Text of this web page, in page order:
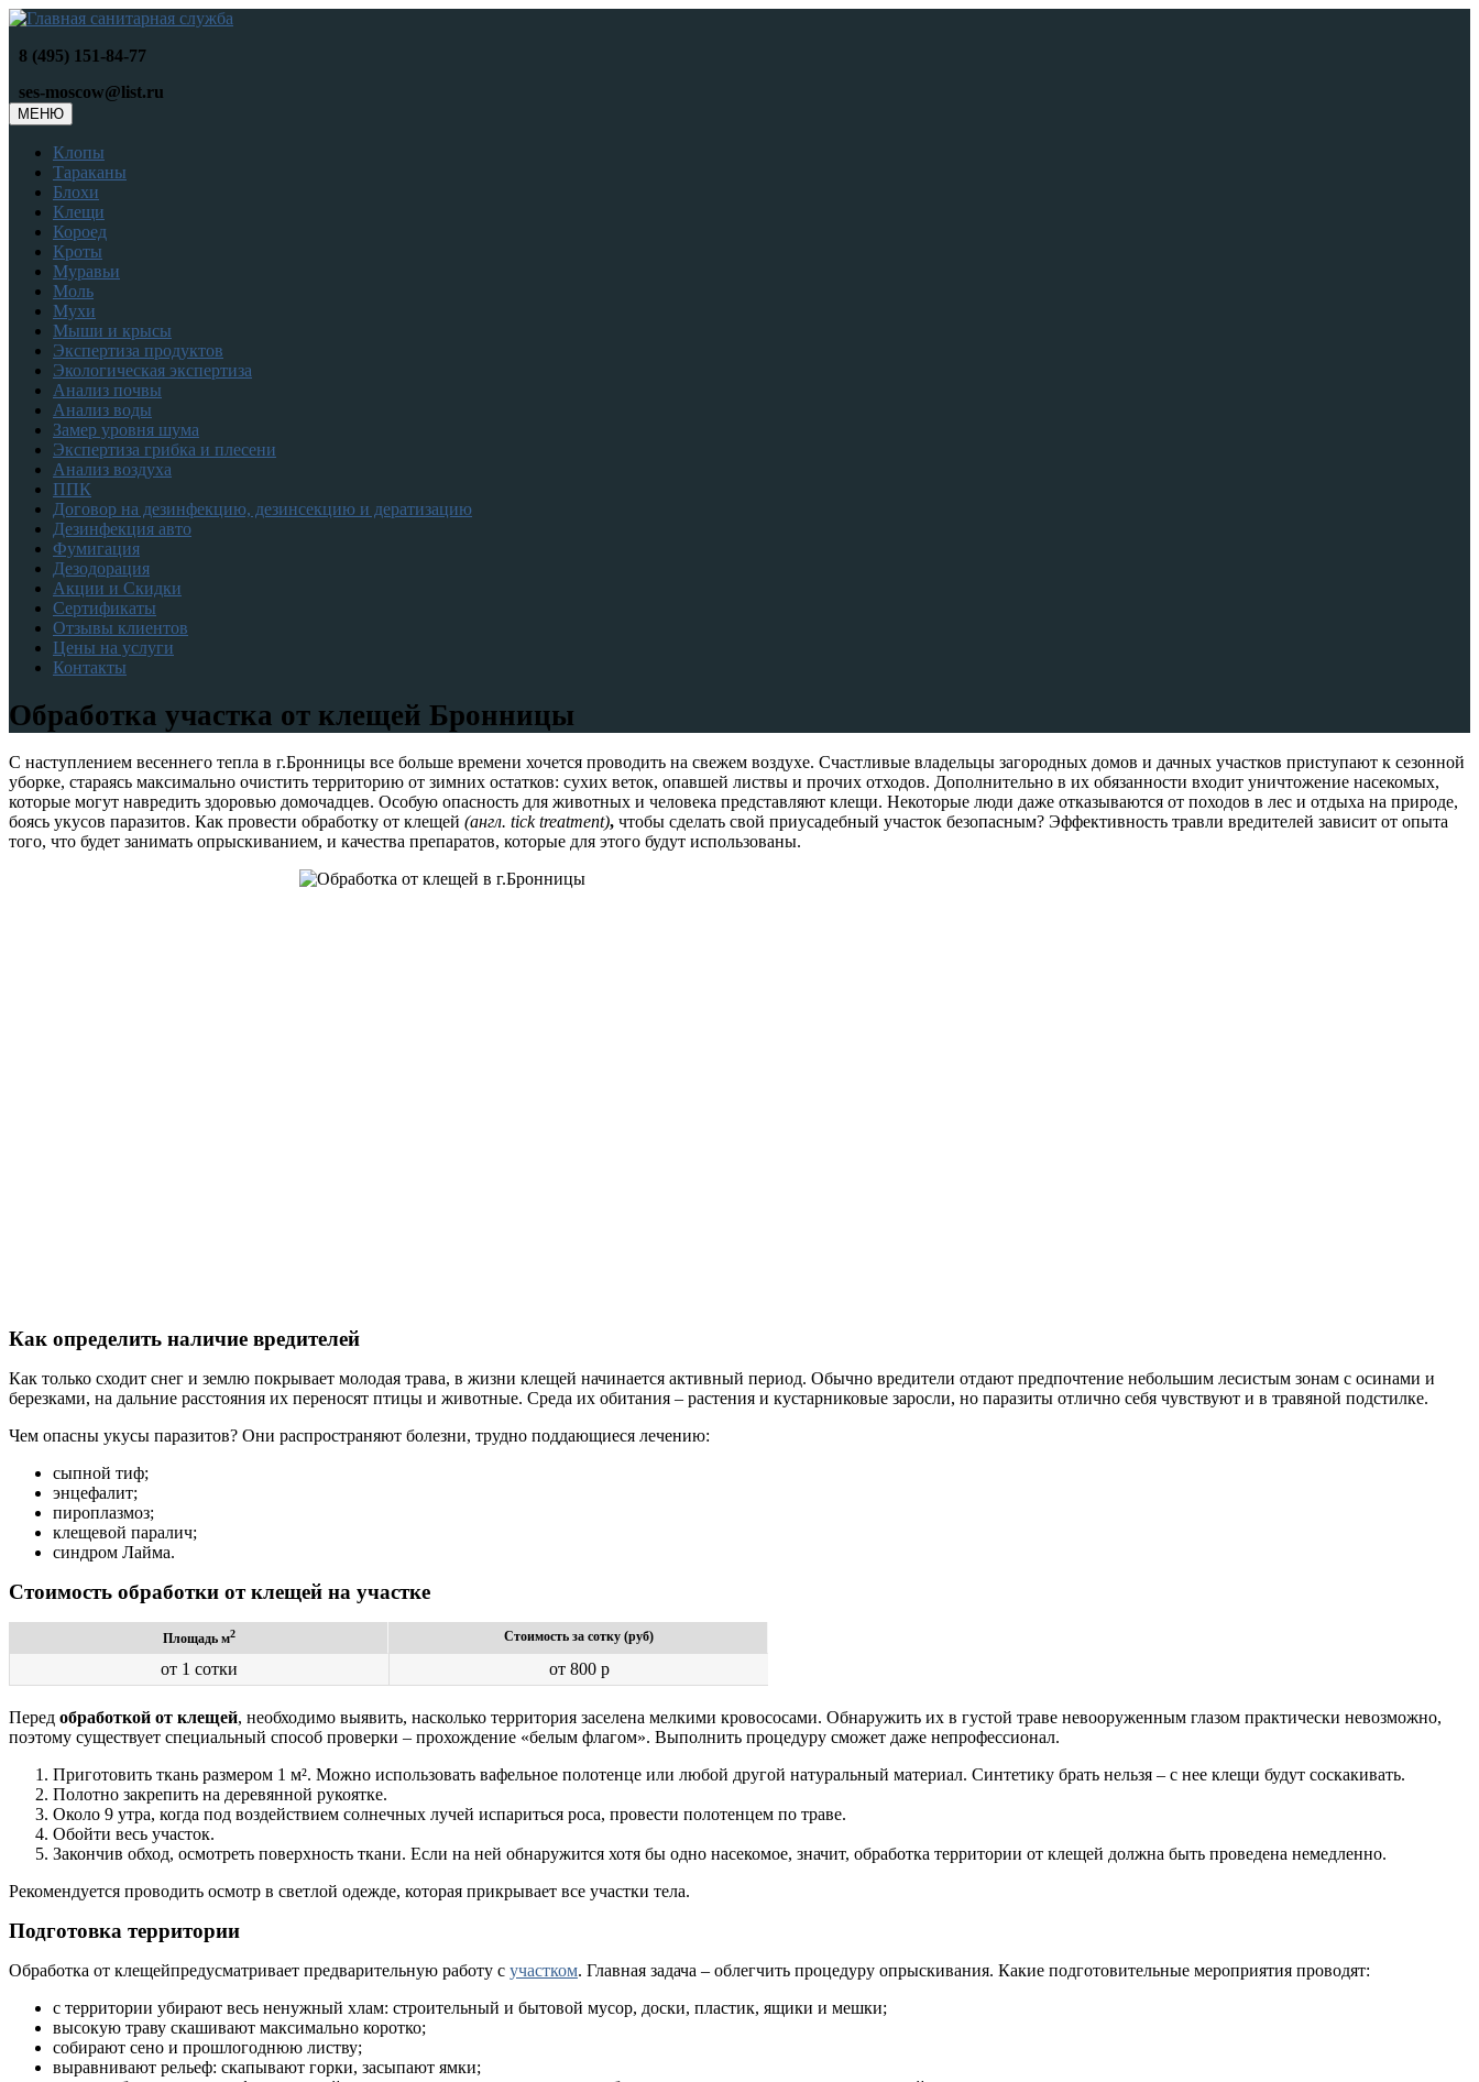
8 (495) 151-84-77
ses-moscow@list.ru
МЕНЮ
Клопы
Тараканы
Блохи
Клещи
Короед
Кроты
Муравьи
Моль
Мухи
Мыши и крысы
Экспертиза продуктов
Экологическая экспертиза
Анализ почвы
Анализ воды
Замер уровня шума
Экспертиза грибка и плесени
Анализ воздуха
ППК
Договор на дезинфекцию, дезинсекцию и дератизацию
Дезинфекция авто
Фумигация
Дезодорация
Акции и Скидки
Сертификаты
Отзывы клиентов
Цены на услуги
Контакты
Обработка участка от клещей Бронницы
С наступлением весеннего тепла в г.Бронницы все больше времени хочется проводить на свежем воздухе. Счастливые владельцы загородных домов и дачных участков приступают к сезонной
уборке, стараясь максимально очистить территорию от зимних остатков: сухих веток, опавшей листвы и прочих отходов. Дополнительно в их обязанности входит уничтожение насекомых,
которые могут навредить здоровью домочадцев. Особую опасность для животных и человека представляют клещи. Некоторые люди даже отказываются от походов в лес и отдыха на природе,
боясь укусов паразитов. Как провести обработку от клещей (англ. tick treatment), чтобы сделать свой приусадебный участок безопасным? Эффективность травли вредителей зависит от опыта
того, что будет занимать опрыскиванием, и качества препаратов, которые для этого будут использованы.
Как определить наличие вредителей
Как только сходит снег и землю покрывает молодая трава, в жизни клещей начинается активный период. Обычно вредители отдают предпочтение небольшим лесистым зонам с осинами и
березками, на дальние расстояния их переносят птицы и животные. Среда их обитания – растения и кустарниковые заросли, но паразиты отлично себя чувствуют и в травяной подстилке.
Чем опасны укусы паразитов? Они распространяют болезни, трудно поддающиеся лечению:
сыпной тиф;
энцефалит;
пироплазмоз;
клещевой паралич;
синдром Лайма.
Стоимость обработки от клещей на участке
Площадь м2 Стоимость за сотку (руб)
от 1 сотки от 800 р
Перед обработкой от клещей, необходимо выявить, насколько территория заселена мелкими кровососами. Обнаружить их в густой траве невооруженным глазом практически невозможно,
поэтому существует специальный способ проверки – прохождение «белым флагом». Выполнить процедуру сможет даже непрофессионал.
Приготовить ткань размером 1 м². Можно использовать вафельное полотенце или любой другой натуральный материал. Синтетику брать нельзя – с нее клещи будут соскакивать.
Полотно закрепить на деревянной рукоятке.
Около 9 утра, когда под воздействием солнечных лучей испариться роса, провести полотенцем по траве.
Обойти весь участок.
Закончив обход, осмотреть поверхность ткани. Если на ней обнаружится хотя бы одно насекомое, значит, обработка территории от клещей должна быть проведена немедленно.
Рекомендуется проводить осмотр в светлой одежде, которая прикрывает все участки тела.
Подготовка территории
Обработка от клещейпредусматривает предварительную работу с участком. Главная задача – облегчить процедуру опрыскивания. Какие подготовительные мероприятия проводят:
с территории убирают весь ненужный хлам: строительный и бытовой мусор, доски, пластик, ящики и мешки;
высокую траву скашивают максимально коротко;
собирают сено и прошлогоднюю листву;
выравнивают рельеф: скапывают горки, засыпают ямки;